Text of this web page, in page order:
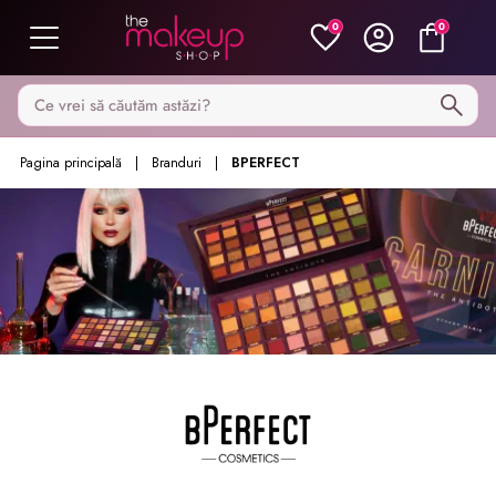
0 0
Caută pe MakeupShop
Pagina principală Branduri BPERFECT